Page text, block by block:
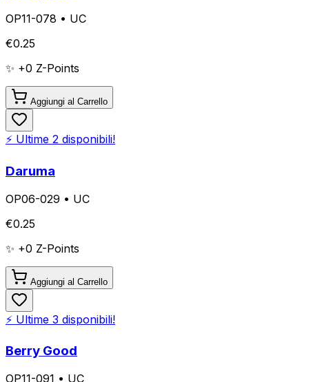
OP11-078 • UC
€0.25
✨ +0 Z-Points
Aggiungi al Carrello
⚡ Ultime 2 disponibili!
Daruma
OP06-029 • UC
€0.25
✨ +0 Z-Points
Aggiungi al Carrello
⚡ Ultime 3 disponibili!
Berry Good
OP11-091 • UC